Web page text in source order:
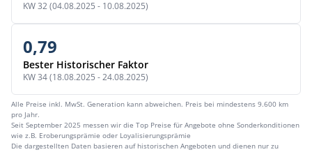
KW 32 (04.08.2025 - 10.08.2025)
0,79
Bester Historischer Faktor
KW 34 (18.08.2025 - 24.08.2025)
Alle Preise inkl. MwSt. Generation kann abweichen. Preis bei mindestens 9.600 km
pro Jahr.
Seit September 2025 messen wir die Top Preise für Angebote ohne Sonderkonditionen
wie z.B. Eroberungsprämie oder Loyalisierungsprämie
Die dargestellten Daten basieren auf historischen Angeboten und dienen nur zu